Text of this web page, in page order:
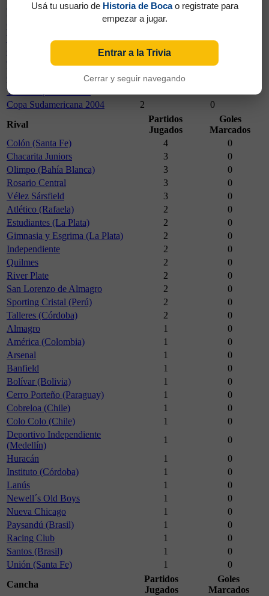
Torneo Clausura 2003
8
0
Copa Libertadores 2003
5
Torneo Apertura 2003
12
0
Copa Sudamericana 2003
1
Torneo Clausura 2004
11
0
Copa Libertadores 2004
4
Torneo Apertura 2004
Copa Sudamericana 2004
2
0
Rival
Partidos
Jugados
Goles
Marcados
Colón (Santa Fe)
4
0
Chacarita Juniors
3
0
Olimpo (Bahía Blanca)
3
0
Rosario Central
3
0
Vélez Sársfield
3
0
Atlético (Rafaela)
2
0
Estudiantes (La Plata)
2
0
Gimnasia y Esgrima (La Plata)
2
0
Independiente
2
0
Quilmes
2
0
River Plate
2
0
San Lorenzo de Almagro
2
0
Sporting Cristal (Perú)
2
0
Talleres (Córdoba)
2
0
Almagro
1
0
América (Colombia)
1
0
Arsenal
1
0
Banfield
1
0
Bolívar (Bolivia)
1
0
Cerro Porteño (Paraguay)
1
0
Cobreloa (Chile)
1
0
Colo Colo (Chile)
1
0
Deportivo Independiente
(Medellín)
1
0
Huracán
1
0
Instituto (Córdoba)
1
0
Lanús
1
0
Newell´s Old Boys
1
0
Nueva Chicago
1
0
Paysandú (Brasil)
1
0
Racing Club
1
0
Santos (Brasil)
1
0
Unión (Santa Fe)
1
0
Cancha
Partidos
Jugados
Goles
Marcados
Usá tu usuario de Historia de Bocao registrate para
empezar a jugar.
Entrar a la Trivia
Cerrar y seguir navegando